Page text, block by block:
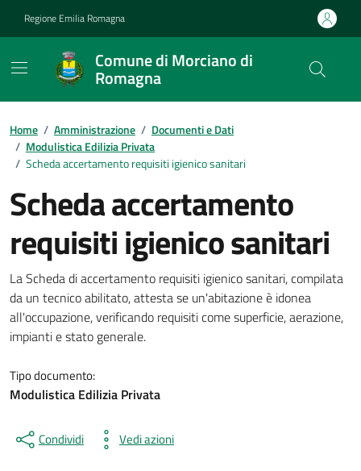
Regione Emilia Romagna
Comune di Morciano di
Romagna
Contenuti in evidenza
Home / Amministrazione / Documenti e Dati
/ Modulistica Edilizia Privata
/ Scheda accertamento requisiti igienico sanitari
Scheda accertamento
requisiti igienico sanitari
Dettagli del documento
La Scheda di accertamento requisiti igienico sanitari, compilata
da un tecnico abilitato, attesta se un'abitazione è idonea
all'occupazione, verificando requisiti come superficie, aerazione,
impianti e stato generale.
Tipo documento:
Modulistica Edilizia Privata
Condividi Vedi azioni